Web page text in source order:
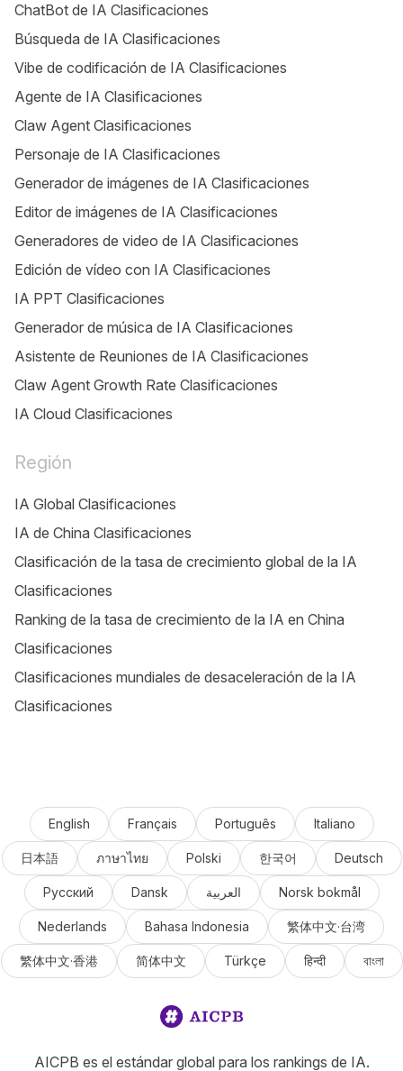
ChatBot de IA Clasificaciones
Búsqueda de IA Clasificaciones
Vibe de codificación de IA Clasificaciones
Agente de IA Clasificaciones
Claw Agent Clasificaciones
Personaje de IA Clasificaciones
Generador de imágenes de IA Clasificaciones
Editor de imágenes de IA Clasificaciones
Generadores de video de IA Clasificaciones
Edición de vídeo con IA Clasificaciones
IA PPT Clasificaciones
Generador de música de IA Clasificaciones
Asistente de Reuniones de IA Clasificaciones
Claw Agent Growth Rate Clasificaciones
IA Cloud Clasificaciones
Región
IA Global Clasificaciones
IA de China Clasificaciones
Clasificación de la tasa de crecimiento global de la IA
Clasificaciones
Ranking de la tasa de crecimiento de la IA en China
Clasificaciones
Clasificaciones mundiales de desaceleración de la IA
Clasificaciones
English Français Português Italiano
日本語 ภาษาไทย Polski 한국어 Deutsch
Русский Dansk العربية Norsk bokmål
Nederlands Bahasa Indonesia 繁体中文·台湾
繁体中文·香港 简体中文 Türkçe हिन्दी বাংলা
AICPB es el estándar global para los rankings de IA.